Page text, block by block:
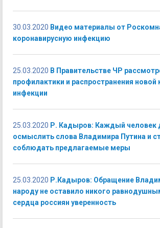
30.03.2020 Видео материалы от
коронавирусную инфекцию
25.03.2020 В Правительстве ЧР
профилактики и распространения новой
инфекции
25.03.2020 Р. Кадыров: Каждый человек
осмыслить слова Владимира Путина и
соблюдать предлагаемые меры
25.03.2020 Р.Кадыров: Обращение
народу не оставило никого
сердца россиян уверенность